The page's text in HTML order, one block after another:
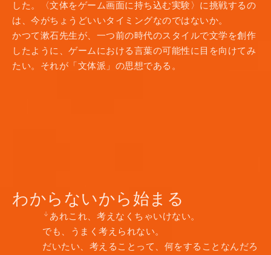
した。〈文体をゲーム画面に持ち込む実験〉に挑戦するの
は、今がちょうどいいタイミングなのではないか。
かつて漱石先生が、一つ前の時代のスタイルで文学を創作
したように、ゲームにおける言葉の可能性に目を向けてみ
たい。それが「文体派」の思想である。
わからないから始まる
あれこれ、考えなくちゃいけない。
でも、うまく考えられない。
だいたい、考えることって、何をすることなんだろ